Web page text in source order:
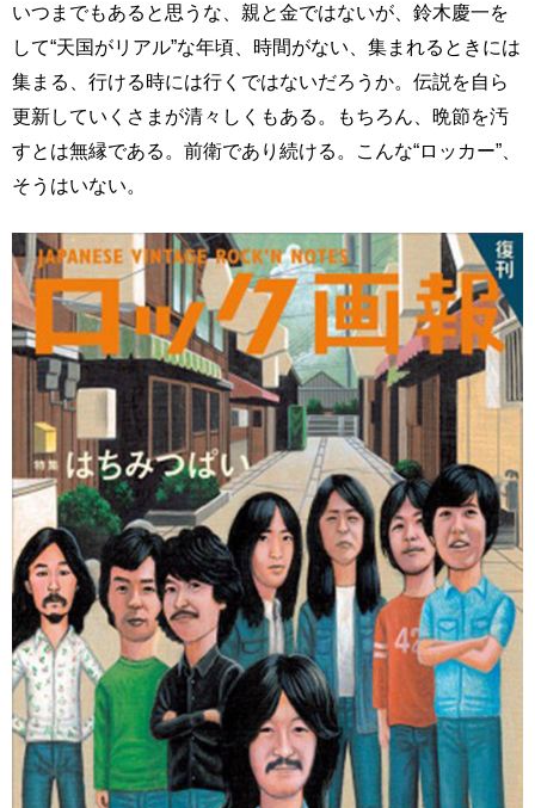
いつまでもあると思うな、親と金ではないが、鈴木慶一を
して“天国がリアル”な年頃、時間がない、集まれるときには
集まる、行ける時には行くではないだろうか。伝説を自ら
更新していくさまが清々しくもある。もちろん、晩節を汚
すとは無縁である。前衛であり続ける。こんな“ロッカー”、
そうはいない。